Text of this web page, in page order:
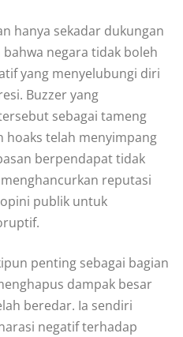
hanya sekadar dukungan
negara tidak boleh
yang menyelubungi diri
Buzzer yang
sebagai tameng
telah menyimpang
berpendapat tidak
reputasi
publik untuk
penting sebagai bagian
dampak besar
beredar. Ia sendiri
negatif terhadap